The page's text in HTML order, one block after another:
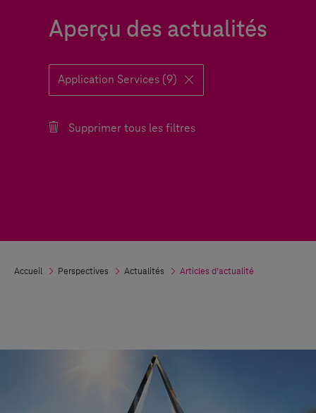
Aperçu des actualités
Application Services (9)
Supprimer tous les filtres
Accueil Perspectives Actualités Articles d’actualité